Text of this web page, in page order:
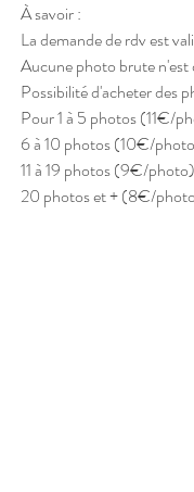
À savoir :
La demande de rdv est
Aucune photo brute n'est
Possibilité d'acheter des
Pour 1 à 5 photos (11€/
6 à 10 photos (10€/
11 à 19 photos (9€/photo)
20 photos et + (8€/